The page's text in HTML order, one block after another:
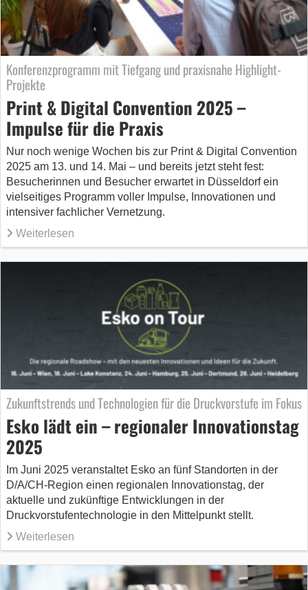
Konferenzprogramm mit Tiefgang und praxisnahe Highlight-
Projekte
Print & Digital Convention 2025 –
Impulse für die Praxis
Nur noch wenige Wochen bis zur Print & Digital Convention
2025 am 13. und 14. Mai – und bereits jetzt steht fest:
Besucherinnen und Besucher erwartet in Düsseldorf ein
vielseitiges Programm voller Impulse, Innovationen und
intensiver fachlicher Vernetzung.
Weiterlesen
Zukunftstrends und Technologien für die Druckvorstufe im Fokus
Esko lädt ein – regionaler Innovationstag
2025
Im Juni 2025 veranstaltet Esko an fünf Standorten in der
D/A/CH-Region einen regionalen Innovationstag, der
aktuelle und zukünftige Entwicklungen in der
Druckvorstufentechnologie in den Mittelpunkt stellt.
Weiterlesen